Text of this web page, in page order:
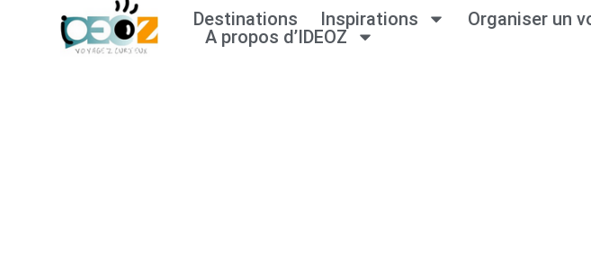
Destinations Inspirations
Organiser un
A propos d’IDEOZ